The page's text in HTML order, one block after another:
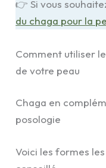
👉 Si vous
du chaga pour la
Comment utiliser
de votre peau
Chaga en
posologie
Voici les formes